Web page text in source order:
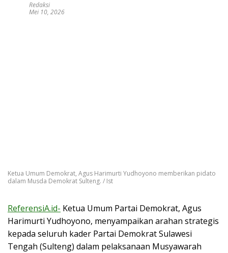
Redaksi
Mei 10, 2026
Ketua Umum Demokrat, Agus Harimurti Yudhoyono memberikan pidato
dalam Musda Demokrat Sulteng. / Ist
ReferensiA.id- Ketua Umum Partai Demokrat, Agus
Harimurti Yudhoyono, menyampaikan arahan strategis
kepada seluruh kader Partai Demokrat Sulawesi
Tengah (Sulteng) dalam pelaksanaan Musyawarah